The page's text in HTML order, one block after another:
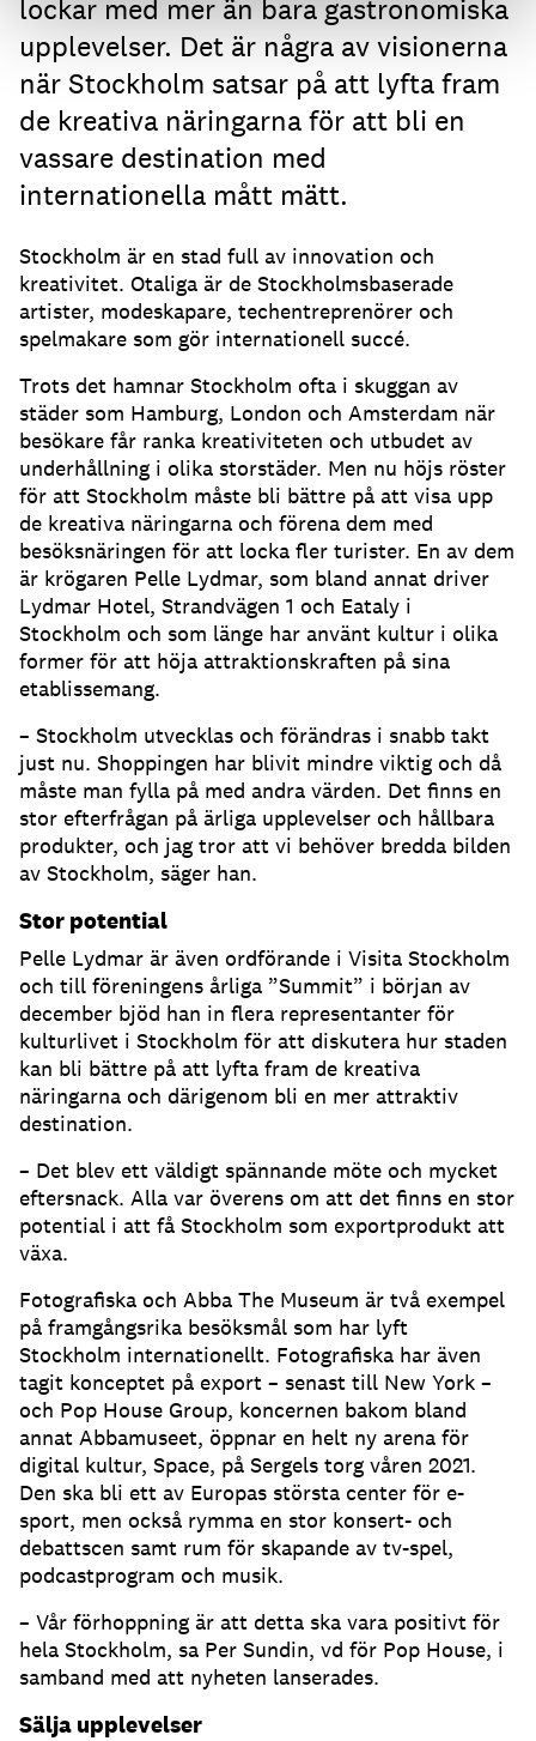
lockar med mer än bara gastronomiska
upplevelser. Det är några av visionerna
när Stockholm satsar på att lyfta fram
de kreativa näringarna för att bli en
vassare destination med
internationella mått mätt.
Stockholm är en stad full av innovation och
kreativitet. Otaliga är de Stockholmsbaserade
artister, modeskapare, techentreprenörer och
spelmakare som gör internationell succé.
Trots det hamnar Stockholm ofta i skuggan av
städer som Hamburg, London och Amsterdam när
besökare får ranka kreativiteten och utbudet av
underhållning i olika storstäder. Men nu höjs röster
för att Stockholm måste bli bättre på att visa upp
de kreativa näringarna och förena dem med
besöksnäringen för att locka fler turister. En av dem
är krögaren Pelle Lydmar, som bland annat driver
Lydmar Hotel, Strandvägen 1 och Eataly i
Stockholm och som länge har använt kultur i olika
former för att höja attraktionskraften på sina
etablissemang.
– Stockholm utvecklas och förändras i snabb takt
just nu. Shoppingen har blivit mindre viktig och då
måste man fylla på med andra värden. Det finns en
stor efterfrågan på ärliga upplevelser och hållbara
produkter, och jag tror att vi behöver bredda bilden
av Stockholm, säger han.
Stor potential
Pelle Lydmar är även ordförande i Visita Stockholm
och till föreningens årliga ”Summit” i början av
december bjöd han in flera representanter för
kulturlivet i Stockholm för att diskutera hur staden
kan bli bättre på att lyfta fram de kreativa
näringarna och därigenom bli en mer attraktiv
destination.
– Det blev ett väldigt spännande möte och mycket
eftersnack. Alla var överens om att det finns en stor
potential i att få Stockholm som exportprodukt att
växa.
Fotografiska och Abba The Museum är två exempel
på framgångsrika besöksmål som har lyft
Stockholm internationellt. Fotografiska har även
tagit konceptet på export – senast till New York –
och Pop House Group, koncernen bakom bland
annat Abbamuseet, öppnar en helt ny arena för
digital kultur, Space, på Sergels torg våren 2021.
Den ska bli ett av Europas största center för e-
sport, men också rymma en stor konsert- och
debattscen samt rum för skapande av tv-spel,
podcastprogram och musik.
– Vår förhoppning är att detta ska vara positivt för
hela Stockholm, sa Per Sundin, vd för Pop House, i
samband med att nyheten lanserades.
Sälja upplevelser